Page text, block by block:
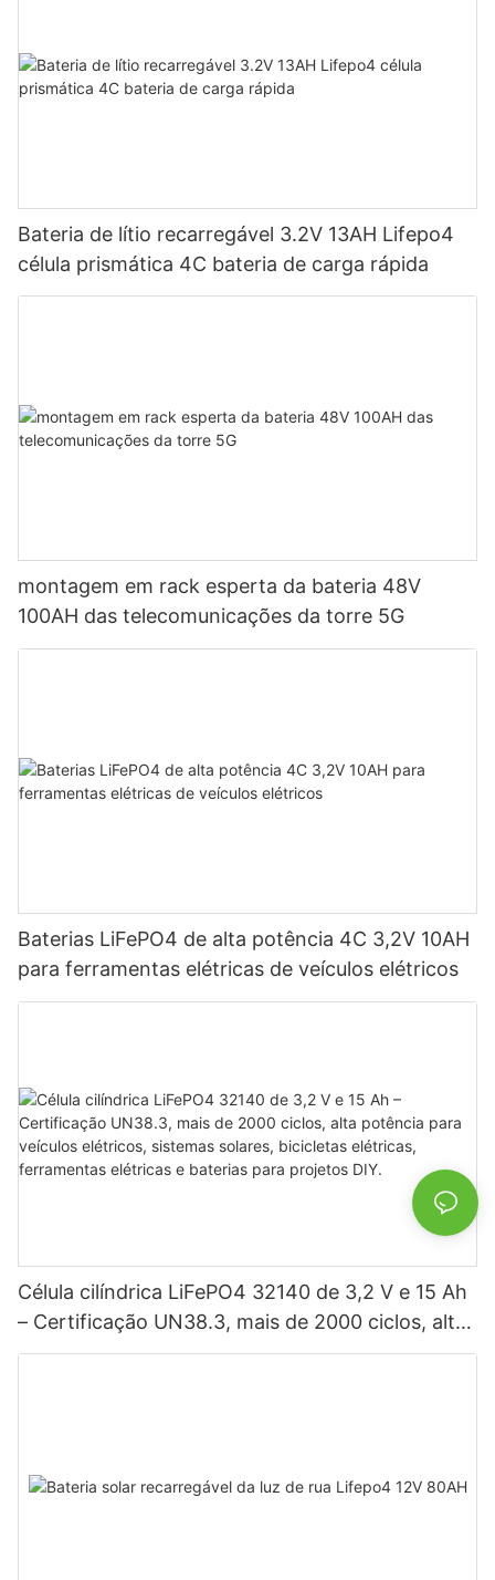
Bateria de lítio recarregável 3.2V 13AH Lifepo4
célula prismática 4C bateria de carga rápida
montagem em rack esperta da bateria 48V
100AH ​​das telecomunicações da torre 5G
Baterias LiFePO4 de alta potência 4C 3,2V 10AH
para ferramentas elétricas de veículos elétricos
Célula cilíndrica LiFePO4 32140 de 3,2 V e 15 Ah
– Certificação UN38.3, mais de 2000 ciclos, alta
potência para veículos elétricos, sistemas